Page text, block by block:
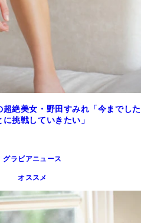
絶美女・野田すみれ「今までした
挑戦していきたい」
グラビアニュース
オススメ